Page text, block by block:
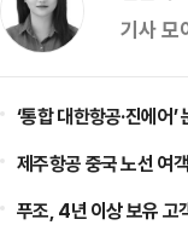
기사 모
‘통합 대한항공·진에어
제주항공 중국 노선
푸조, 4년 이상 보유